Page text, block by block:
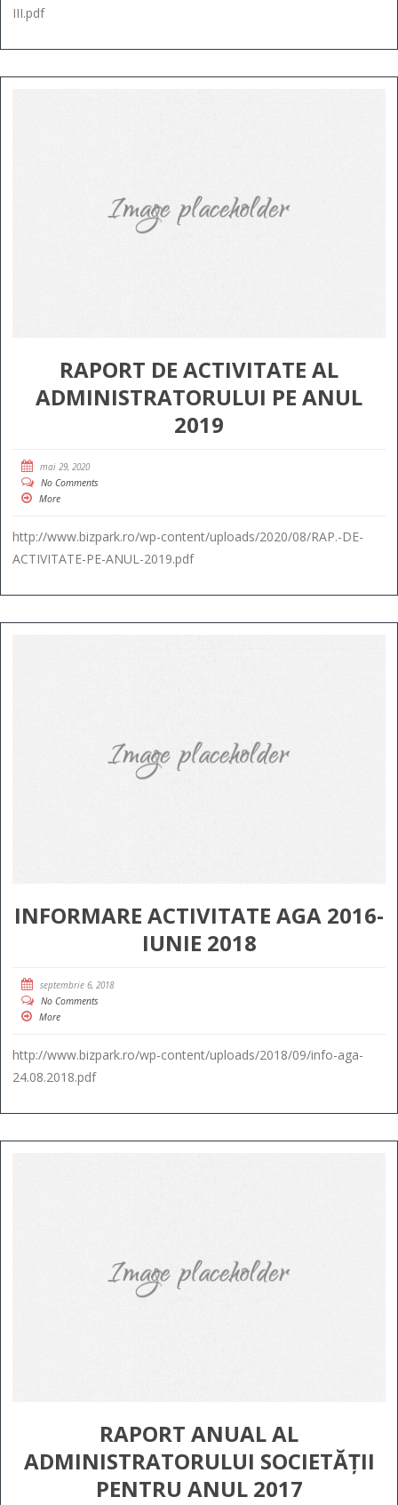
III.pdf
RAPORT DE ACTIVITATE AL
ADMINISTRATORULUI PE ANUL
2019
mai 29, 2020
No Comments
More
http://www.bizpark.ro/wp-content/uploads/2020/08/RAP.-DE-
ACTIVITATE-PE-ANUL-2019.pdf
INFORMARE ACTIVITATE AGA 2016-
IUNIE 2018
septembrie 6, 2018
No Comments
More
http://www.bizpark.ro/wp-content/uploads/2018/09/info-aga-
24.08.2018.pdf
RAPORT ANUAL AL
ADMINISTRATORULUI SOCIETĂȚII
PENTRU ANUL 2017